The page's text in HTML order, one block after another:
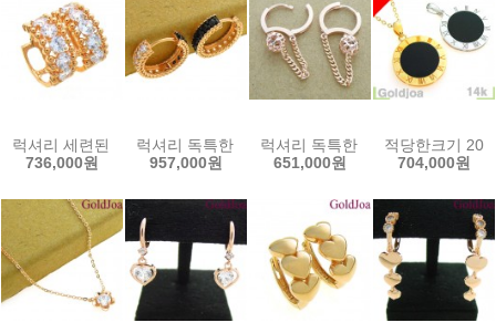
럭셔리 세련된 원터치 큐빅 14k귀걸이 (s-a3953e) 14k이어링 골드조
736,000원
럭셔리 독특한 양면 원터치 큐빅 14k귀걸이 (s-
957,000원
럭셔리 독특한 볼 체인 원터치
651,000원
적당한크기
704,000원